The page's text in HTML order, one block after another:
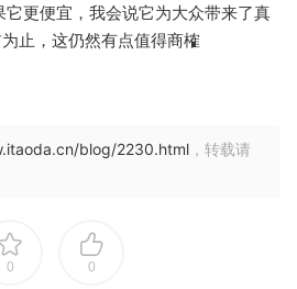
更便宜，我会说它为大众带来了真
止，这仍然有点值得商榷
blog/2230.html ，转载请
0 0